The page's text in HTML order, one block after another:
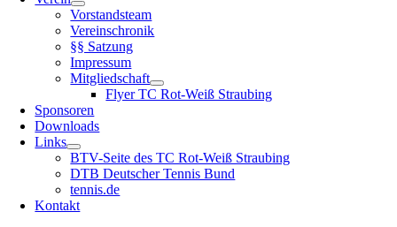
Vorstandsteam
Vereinschronik
§§ Satzung
Impressum
Mitgliedschaft
Flyer TC Rot-Weiß Straubing
Sponsoren
Downloads
Links
BTV-Seite des TC Rot-Weiß Straubing
DTB Deutscher Tennis Bund
tennis.de
Kontakt